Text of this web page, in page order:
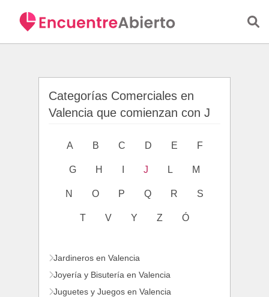
Categorías Comerciales en
Valencia que comienzan con J
A B C D E F
G H J L M
N O P Q R S
T V Y Z Ó
Jardineros en Valencia
Joyería y Bisutería en Valencia
Juguetes y Juegos en Valencia